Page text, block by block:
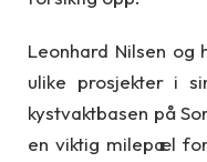
Leonhard Nilsen og
ulike prosjekter i
kystvaktbasen på
en viktig milepæl